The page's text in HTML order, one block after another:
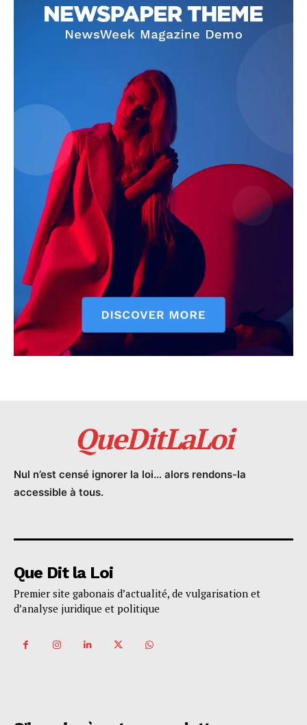
QueDitLaLoi
Nul n’est censé ignorer la loi… alors rendons-la
accessible à tous.
Que Dit la Loi
Premier site gabonais d’actualité, de vulgarisation et
d’analyse juridique et politique